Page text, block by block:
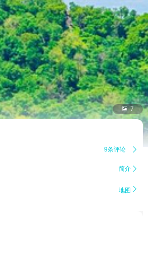
 7
9条评论 
简介 
地图 